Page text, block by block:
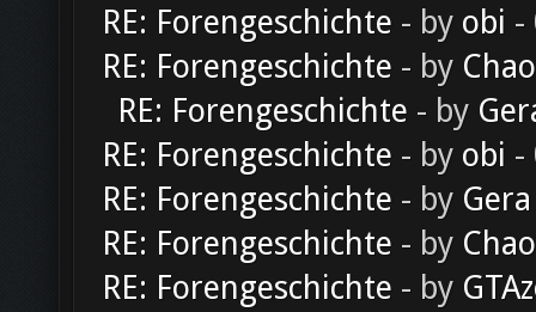
RE: Forengeschichte - by obi -
RE: Forengeschichte - by
RE: Forengeschichte - by
RE: Forengeschichte - by obi -
RE: Forengeschichte - by Gera
RE: Forengeschichte - by
RE: Forengeschichte - by